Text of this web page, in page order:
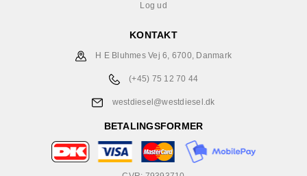
Log ud
KONTAKT
H E Bluhmes Vej 6, 6700, Danmark
(+45) 75 12 70 44
westdiesel@westdiesel.dk
BETALINGSFORMER